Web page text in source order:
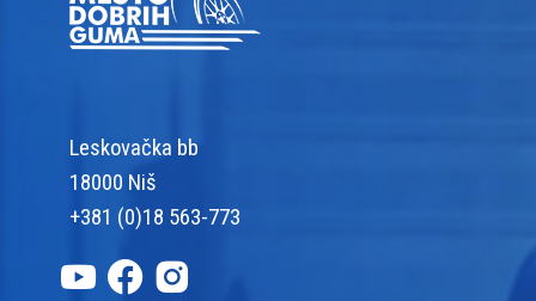
Leskovačka bb
18000 Niš
+381 (0)18 563-773